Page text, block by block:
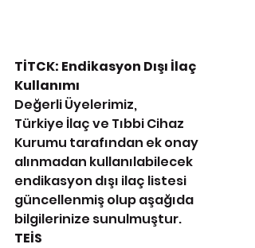
TİTCK: Endikasyon Dışı İlaç
Kullanımı
Değerli Üyelerimiz,
Türkiye İlaç ve Tıbbi Cihaz
Kurumu tarafından ek onay
alınmadan kullanılabilecek
endikasyon dışı ilaç listesi
güncellenmiş olup aşağıda
bilgilerinize sunulmuştur.
TEİS